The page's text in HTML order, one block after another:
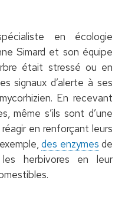
en écologie
Simard et son équipe
était stressé ou en
signaux d’alerte à ses
En recevant
même s’ils sont d’une
en renforçant leurs
des enzymes de
herbivores en leur